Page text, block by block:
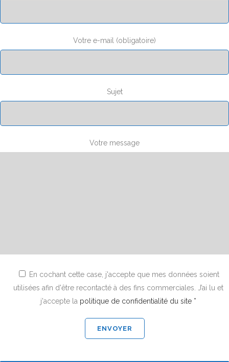
Votre e-mail (obligatoire)
Sujet
Votre message
En cochant cette case, j'accepte que mes données soient
utilisées afin d'être recontacté à des fins commerciales. J’ai lu et
j'accepte la politique de confidentialité du site *